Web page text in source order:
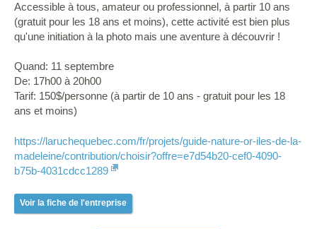
Accessible à tous, amateur ou professionnel, à partir 10 ans
(gratuit pour les 18 ans et moins), cette activité est bien plus
qu'une initiation à la photo mais une aventure à découvrir !
Quand: 11 septembre
De: 17h00 à 20h00
Tarif: 150$/personne (à partir de 10 ans - gratuit pour les 18
ans et moins)
https://laruchequebec.com/fr/projets/guide-nature-or-iles-de-la-
madeleine/contribution/choisir?offre=e7d54b20-cef0-4090-
b75b-4031cdcc1289
Voir la fiche de l'entreprise